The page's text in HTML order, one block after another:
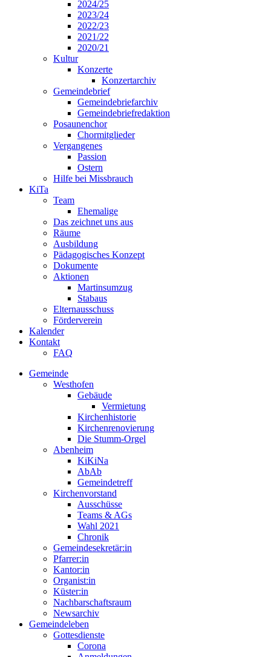
2024/25
2023/24
2022/23
2021/22
2020/21
Kultur
Konzerte
Konzertarchiv
Gemeindebrief
Gemeindebriefarchiv
Gemeindebriefredaktion
Posaunenchor
Chormitglieder
Vergangenes
Passion
Ostern
Hilfe bei Missbrauch
KiTa
Team
Ehemalige
Das zeichnet uns aus
Räume
Ausbildung
Pädagogisches Konzept
Dokumente
Aktionen
Martinsumzug
Stabaus
Elternausschuss
Förderverein
Kalender
Kontakt
FAQ
Gemeinde
Westhofen
Gebäude
Vermietung
Kirchenhistorie
Kirchenrenovierung
Die Stumm-Orgel
Abenheim
KiKiNa
AbAb
Gemeindetreff
Kirchenvorstand
Ausschüsse
Teams & AGs
Wahl 2021
Chronik
Gemeindesekretär:in
Pfarrer:in
Kantor:in
Organist:in
Küster:in
Nachbarschaftsraum
Newsarchiv
Gemeindeleben
Gottesdienste
Corona